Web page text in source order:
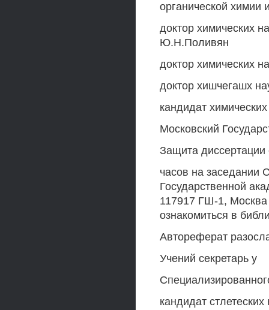
органической
доктор химических
Ю.Н.Поливян
доктор химических
доктор хишчегашх
кандидат
Московский
Защита диссертации
часов на заседании
Государственной
117917 ГШ-1, Москва
ознакомиться в
Автореферат
Учений секретарь у
кандидат